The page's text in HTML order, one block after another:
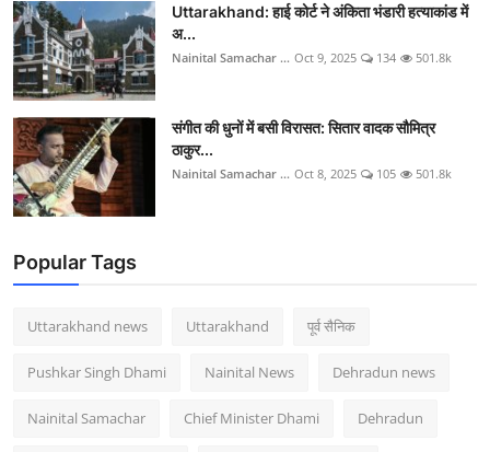
Uttarakhand: हाई कोर्ट ने अंकिता भंडारी हत्याकांड में
अ...
Nainital Samachar ... Oct 9, 2025 134 501.8k
संगीत की धुनों में बसी विरासत: सितार वादक सौमित्र
ठाकुर...
Nainital Samachar ... Oct 8, 2025 105 501.8k
Popular Tags
Uttarakhand news Uttarakhand पूर्व सैनिक
Pushkar Singh Dhami Nainital News Dehradun news
Nainital Samachar Chief Minister Dhami Dehradun